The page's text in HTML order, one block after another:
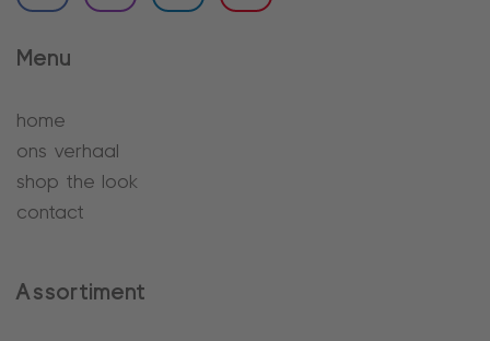
Menu
home
ons verhaal
shop the look
contact
Assortiment